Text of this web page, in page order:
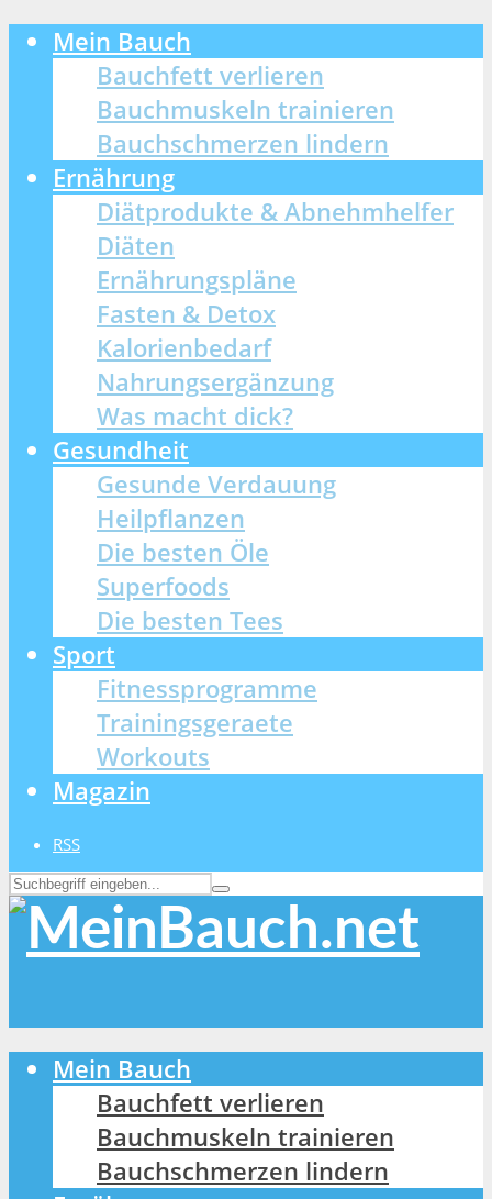
Mein Bauch
Bauchfett verlieren
Bauchmuskeln trainieren
Bauchschmerzen lindern
Ernährung
Diätprodukte & Abnehmhelfer
Diäten
Ernährungspläne
Fasten & Detox
Kalorienbedarf
Nahrungsergänzung
Was macht dick?
Gesundheit
Gesunde Verdauung
Heilpflanzen
Die besten Öle
Superfoods
Die besten Tees
Sport
Fitnessprogramme
Trainingsgeraete
Workouts
Magazin
RSS
Mein Bauch
Bauchfett verlieren
Bauchmuskeln trainieren
Bauchschmerzen lindern